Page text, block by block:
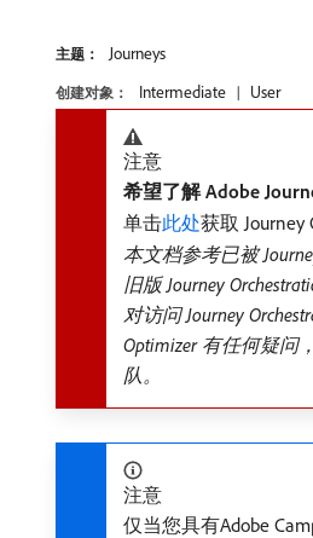
主题： Journeys
创建对象： Intermediate User
注意
希望了解 Adobe
单击此处获取 Journey
本文档参考已被
旧版 Journey
对访问 Journey
Optimizer 有任何疑问
队。
注意
仅当您具有Adobe